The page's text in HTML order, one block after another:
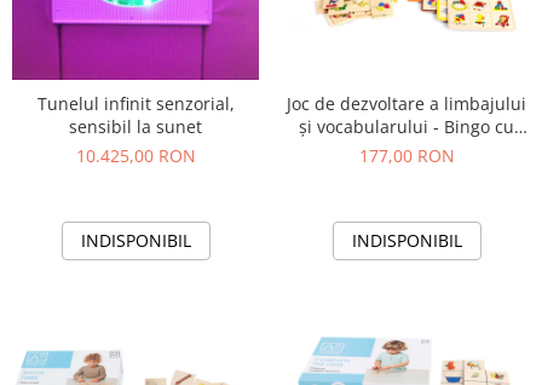
Tunelul infinit senzorial,
sensibil la sunet
10.425,00 RON
INDISPONIBIL
Joc de dezvoltare a limbajului
și vocabularului - Bingo cu
cuvinte
177,00 RON
INDISPONIBIL